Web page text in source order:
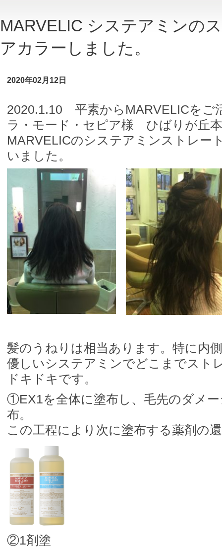
MARVELIC システアミンの
アカラーしました。
2020年02月12日
2020.1.10 平素からMARVELICを
ラ・モード・セピア様 ひばりが丘
MARVELICのシステアミンストレー
いました。
髪のうねりは相当あります。特に内
優しいシステアミンでどこまでスト
ドキドキです。
①EX1を全体に塗布し、毛先のダメ
布。
この工程により次に塗布する薬剤の
②1剤塗